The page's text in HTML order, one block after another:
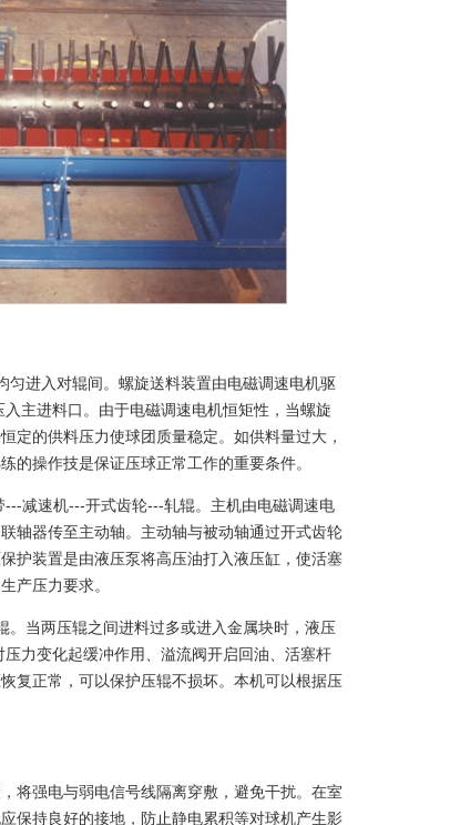
进入对辊间。螺旋送料装置由电磁调速电机驱
主进料口。由于电磁调速电机恒矩性，当螺旋
定的供料压力使球团质量稳定。如供料量过大，
的操作技是保证压球正常工作的重要条件。
减速机---开式齿轮---轧辊。主机由电磁调速电
轴器传至主动轴。主动轴与被动轴通过开式齿轮
护装置是由液压泵将高压油打入液压缸，使活塞
产压力要求。
当两压辊之间进料过多或进入金属块时，液压
力变化起缓冲作用、溢流阀开启回油、活塞杆
复正常，可以保护压辊不损坏。本机可以根据压
将强电与弱电信号线隔离穿敷，避免干扰。在室
保持良好的接地，防止静电累积等对球机产生影